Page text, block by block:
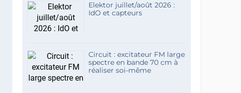
Elektor juillet/août 2026 :
IdO et capteurs
Circuit : excitateur FM large
spectre en bande 70 cm à
réaliser soi-même